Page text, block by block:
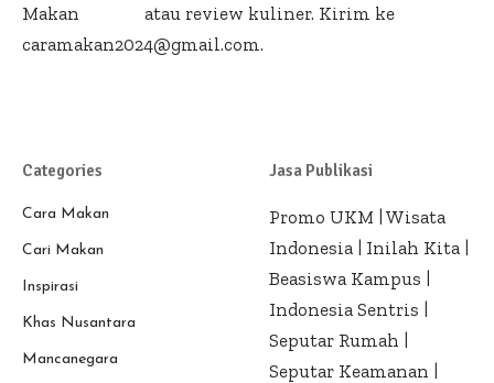
atau review kuliner. Kirim ke
caramakan2024@gmail.com.
Categories
Cara Makan
Cari Makan
Inspirasi
Khas Nusantara
Mancanegara
Jasa Publikasi
Promo UKM | Wisata
Indonesia | Inilah Kita |
Beasiswa Kampus |
Indonesia Sentris |
Seputar Rumah |
Seputar Keamanan |